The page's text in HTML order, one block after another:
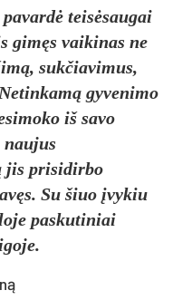
teisėsaugai
gimęs vaikinas ne
sukčiavimus,
gyvenimo
iš savo
jis prisidirbo
Su šiuo įvykiu
paskutiniai